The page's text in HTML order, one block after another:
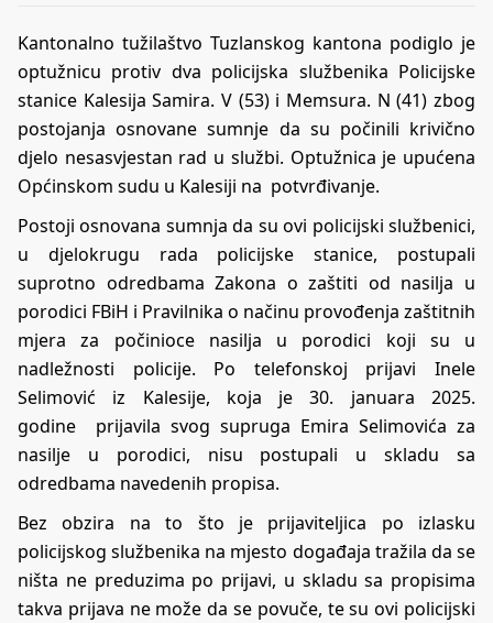
Kantonalno tužilaštvo Tuzlanskog kantona podiglo je
optužnicu protiv dva policijska službenika Policijske
stanice Kalesija Samira. V (53) i Memsura. N (41) zbog
postojanja osnovane sumnje da su počinili krivično
djelo nesasvjestan rad u službi. Optužnica je upućena
Općinskom sudu u Kalesiji na potvrđivanje.
Postoji osnovana sumnja da su ovi policijski službenici,
u djelokrugu rada policijske stanice, postupali
suprotno odredbama Zakona o zaštiti od nasilja u
porodici FBiH i Pravilnika o načinu provođenja zaštitnih
mjera za počinioce nasilja u porodici koji su u
nadležnosti policije. Po telefonskoj prijavi Inele
Selimović iz Kalesije, koja je 30. januara 2025.
godine prijavila svog supruga Emira Selimovića za
nasilje u porodici, nisu postupali u skladu sa
odredbama navedenih propisa.
Bez obzira na to što je prijaviteljica po izlasku
policijskog službenika na mjesto događaja tražila da se
ništa ne preduzima po prijavi, u skladu sa propisima
takva prijava ne može da se povuče, te su ovi policijski